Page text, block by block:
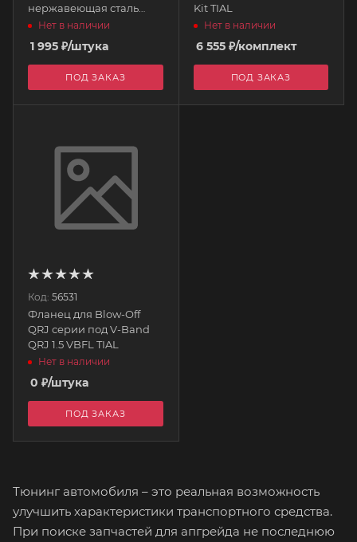
нержавеющая сталь
QRJWFSS TIAL
Нет в наличии
1 995 ₽/штука
ПОД ЗАКАЗ
Kit TIAL
Нет в наличии
6 555₽/комплект
ПОД ЗАКАЗ
Код: 56531
Фланец для Blow-Off
QRJ серии под V-Band
QRJ 1.5 VBFL TIAL
Нет в наличии
0 ₽/штука
ПОД ЗАКАЗ
Тюнинг автомобиля – это реальная возможность
улучшить характеристики транспортного средства.
При поиске запчастей для апгрейда не последнюю